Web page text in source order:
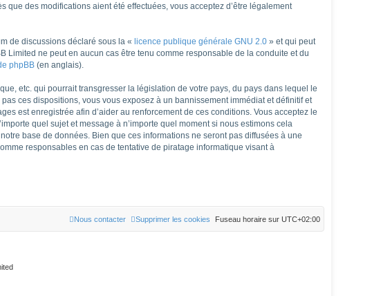
des modifications aient été effectuées, vous acceptez d’être légalement
de discussions déclaré sous la « licence publique générale GNU 2.0 » et qui peut
ne peut en aucun cas être tenu comme responsable de la conduite et du
phpBB (en anglais).
etc. qui pourrait transgresser la législation de votre pays, du pays dans lequel le
ces dispositions, vous vous exposez à un bannissement immédiat et définitif et
est enregistrée afin d’aider au renforcement de ces conditions. Vous acceptez le
quel sujet et message à n’importe quel moment si nous estimons cela
base de données. Bien que ces informations ne seront pas diffusées à une
responsables en cas de tentative de piratage informatique visant à
Fuseau horaire sur UTC+02:00
Supprimer les cookies
Nous contacter